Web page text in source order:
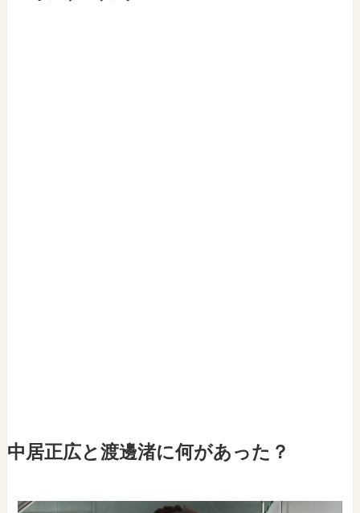
中居正広と渡邊渚に何があった？